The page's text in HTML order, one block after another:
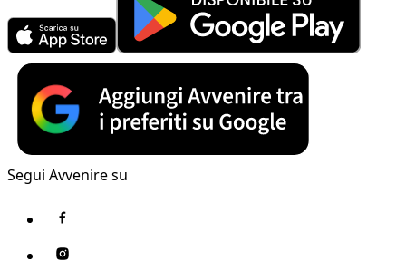
Segui Avvenire su